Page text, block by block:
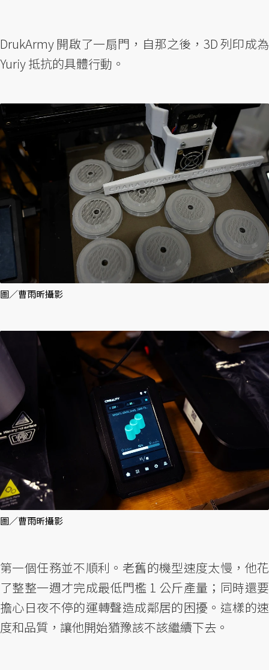
DrukArmy 開啟了一扇門，自那之後，3D 列印成為
Yuriy 抵抗的具體行動。
圖／曹雨昕攝影
圖／曹雨昕攝影
第一個任務並不順利。老舊的機型速度太慢，他花
了整整一週才完成最低門檻 1 公斤產量；同時還要
擔心日夜不停的運轉聲造成鄰居的困擾。這樣的速
度和品質，讓他開始猶豫該不該繼續下去。